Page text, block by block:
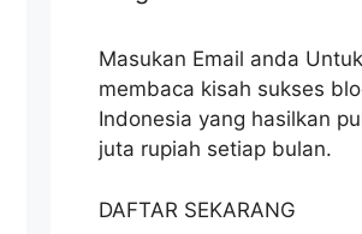
Masukan Email anda Untuk
membaca kisah sukses
Indonesia yang hasilkan
juta rupiah setiap bulan.
DAFTAR SEKARANG